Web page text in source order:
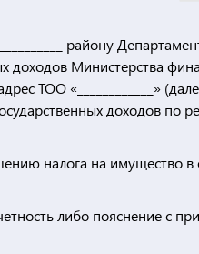
району
доходов Министерства
ТОО «____________»
доходов по
налога на имущество в
либо пояснение с